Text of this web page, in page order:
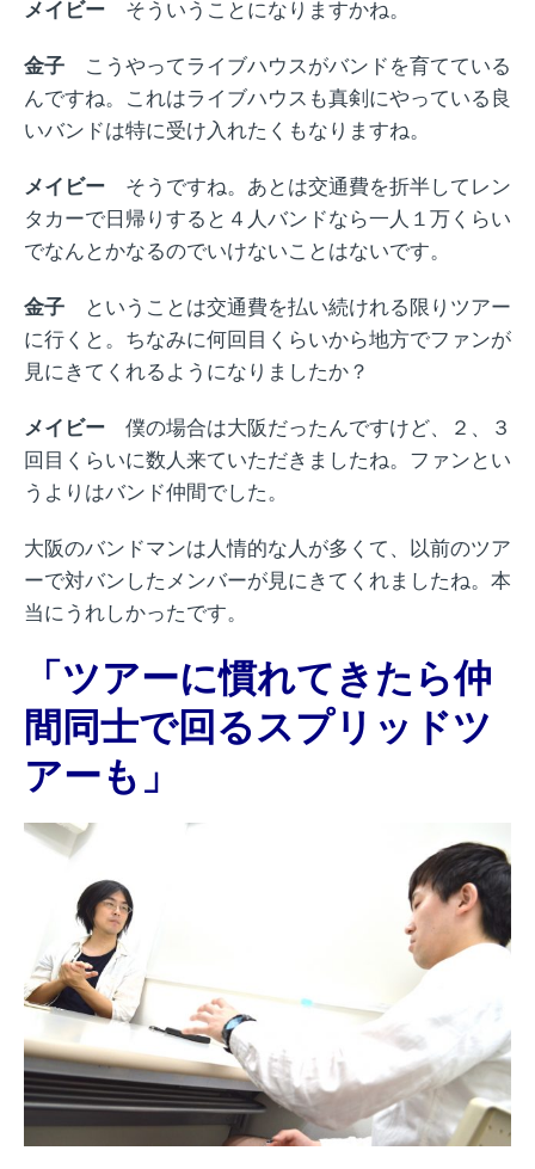
メイビー そういうことになりますかね。
金子 こうやってライブハウスがバンドを育てている
んですね。これはライブハウスも真剣にやっている良
いバンドは特に受け入れたくもなりますね。
メイビー そうですね。あとは交通費を折半してレン
タカーで日帰りすると４人バンドなら一人１万くらい
でなんとかなるのでいけないことはないです。
金子 ということは交通費を払い続けれる限りツアー
に行くと。ちなみに何回目くらいから地方でファンが
見にきてくれるようになりましたか？
メイビー 僕の場合は大阪だったんですけど、２、３
回目くらいに数人来ていただきましたね。ファンとい
うよりはバンド仲間でした。
大阪のバンドマンは人情的な人が多くて、以前のツア
ーで対バンしたメンバーが見にきてくれましたね。本
当にうれしかったです。
「ツアーに慣れてきたら仲
間同士で回るスプリッドツ
アーも」